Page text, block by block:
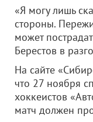
«Я могу лишь
стороны.
может
Берестов в
На сайте
что 27 ноября
хоккеистов
матч должен